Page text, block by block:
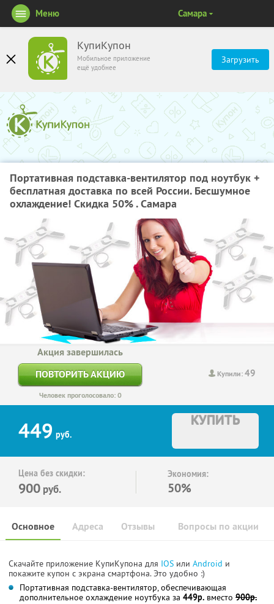
КупиКупон
Мобильное приложение
ещё удобнее
Загрузить
Меню Самара
Портативная подставка-вентилятор под ноутбук +
бесплатная доставка по всей России. Бесшумное
охлаждение! Скидка 50% . Самара
Купили:49
Акция завершилась
ПОВТОРИТЬ АКЦИЮ
Человек проголосовало: 0
449 руб.
КУПИТЬ
Цена без скидки:
900 руб.
Экономия:
50%
Основное Отзывы Вопросы по акции
Адреса
Скачайте приложение КупиКупона для IOS или Android и
покажите купон с экрана смартфона. Это удобно :)
Портативная подставка-вентилятор, обеспечивающая
дополнительное охлаждение ноутбука за 449р. вместо 900р.